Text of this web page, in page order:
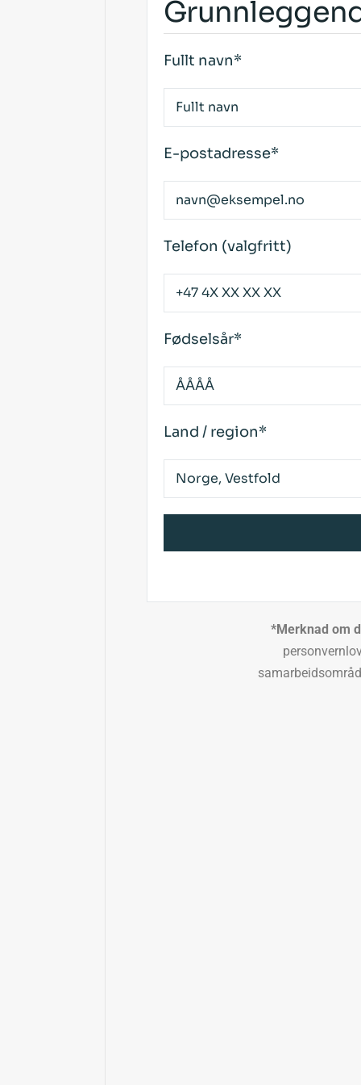
Fullt navn*
E-postadresse*
Telefon (valgfritt)
Fødselsår*
Land / region*
*Merknad om
personvernlovgivning. Data lagres på krypterte
samarbeidsområdet